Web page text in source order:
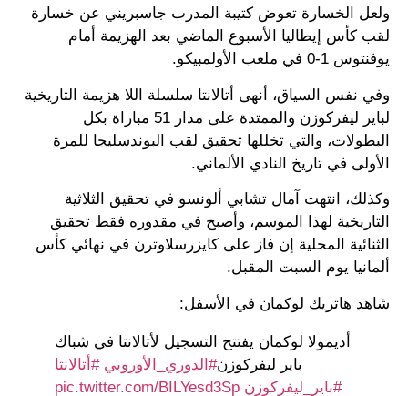
ولعل الخسارة تعوض كتيبة المدرب جاسبريني عن خسارة
لقب كأس إيطاليا الأسبوع الماضي بعد الهزيمة أمام
يوفنتوس 1-0 في ملعب الأولمبيكو.
وفي نفس السياق، أنهى أتالانتا سلسلة اللا هزيمة التاريخية
لباير ليفركوزن والممتدة على مدار 51 مباراة بكل
البطولات، والتي تخللها تحقيق لقب البوندسليجا للمرة
الأولى في تاريخ النادي الألماني.
وكذلك، انتهت آمال تشابي ألونسو في تحقيق الثلاثية
التاريخية لهذا الموسم، وأصبح في مقدوره فقط تحقيق
الثنائية المحلية إن فاز على كايزرسلاوترن في نهائي كأس
ألمانيا يوم السبت المقبل.
شاهد هاتريك لوكمان في الأسفل:
أديمولا لوكمان يفتتح التسجيل لأتالانتا في شباك
باير ليفركوزن#الدوري_الأوروبي #أتالانتا
#باير_ليفركوزن pic.twitter.com/BILYesd3Sp